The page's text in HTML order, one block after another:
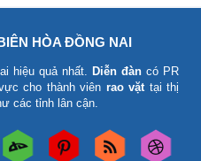
HÒA ĐỒNG NAI
hiệu quả nhất. Diễn đàn có PR
cho thành viên rao vặttại thị
các tỉnh lân cận.